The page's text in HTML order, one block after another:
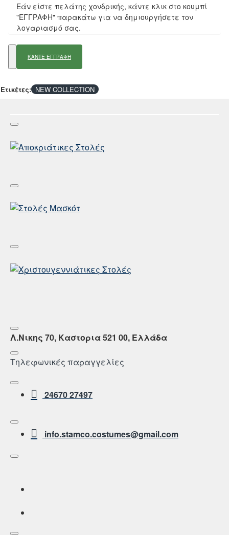
Εάν είστε πελάτης χονδρικής, κάντε κλικ στο κουμπί
"ΕΓΓΡΑΦΗ" παρακάτω για να δημιουργήσετε τον
λογαριασμό σας.
ΚΑΝΤΕ ΕΓΓΡΑΦΗ
Ετικέτες: NEW COLLECTION
Λ.Νικης 70, Καστορια 521 00, Ελλάδα
Τηλεφωνικές παραγγελίες
24670 27497
info.stamco.costumes@gmail.com